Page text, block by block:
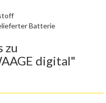
Batterie
zu
digital"